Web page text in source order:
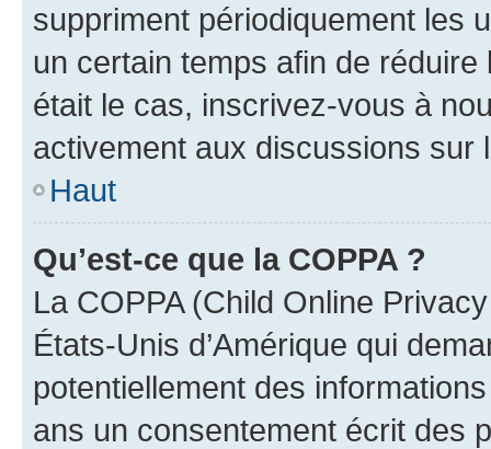
suppriment périodiquement les
un certain temps afin de
était le cas, inscrivez-vous à
activement aux discussions sur
Haut
Qu’est-ce que la COPPA ?
La COPPA (Child Online
États-Unis d’Amérique qui
potentiellement des
ans un consentement écrit des